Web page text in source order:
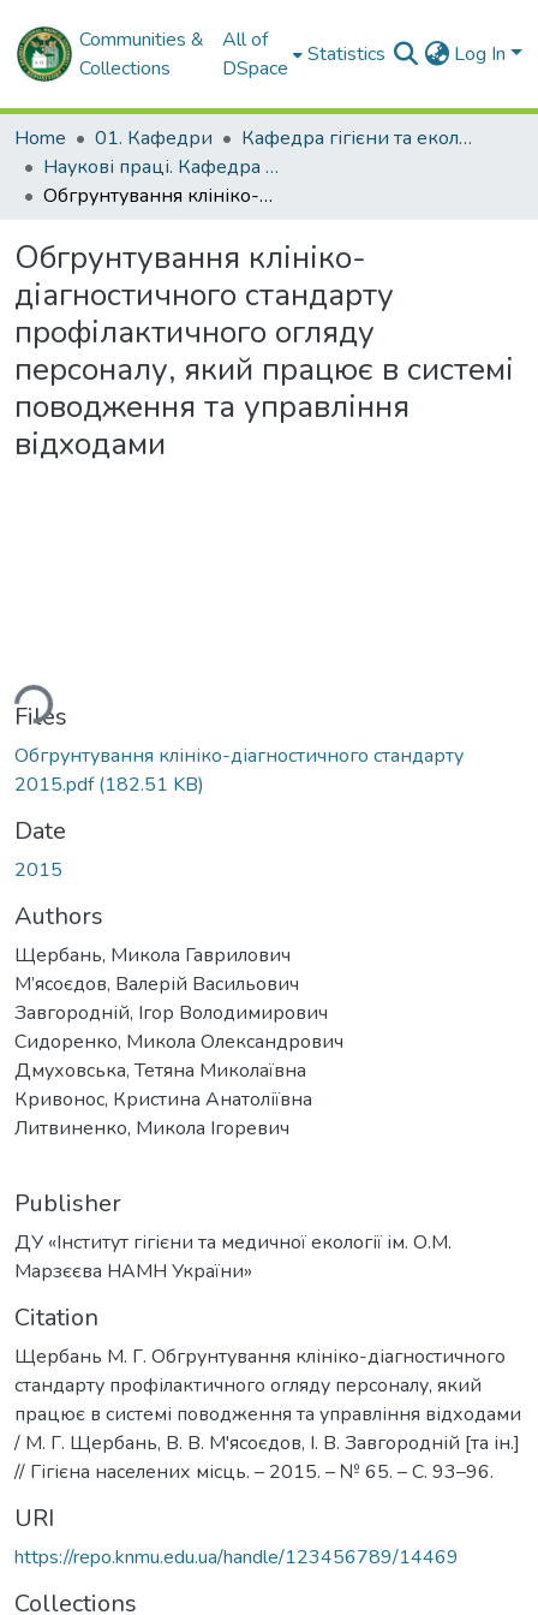
Communities &
Collections
All of
DSpace
Statistics Log In
Home 01. Кафедри
Кафедра гігієни та екології № 2
Наукові праці. Кафедра гігієни та екології № 2
Обгрунтування клініко-діагностичного стандарту профілактичного огляду персоналу, який працює в системі поводження та управління відходами
Обгрунтування клініко-
діагностичного стандарту
профілактичного огляду
персоналу, який працює в системі
поводження та управління
відходами
Files
Обгрунтування клініко-діагностичного стандарту
2015.pdf(182.51 KB)
Date
2015
Authors
Щербань, Микола Гаврилович
М’ясоєдов, Валерій Васильович
Завгородній, Ігор Володимирович
Сидоренко, Микола Олександрович
Дмуховська, Тетяна Миколаївна
Кривонос, Кристина Анатоліївна
Литвиненко, Микола Ігоревич
Publisher
ДУ «Інститут гігієни та медичної екології ім. О.М.
Марзєєва НАМН України»
Citation
Щербань М. Г. Обгрунтування клініко-діагностичного
стандарту профілактичного огляду персоналу, який
працює в системі поводження та управління відходами
/ М. Г. Щербань, В. В. М'ясоєдов, І. В. Завгородній [та ін.]
// Гігієна населених місць. – 2015. – № 65. – С. 93–96.
URI
https://repo.knmu.edu.ua/handle/123456789/14469
Collections